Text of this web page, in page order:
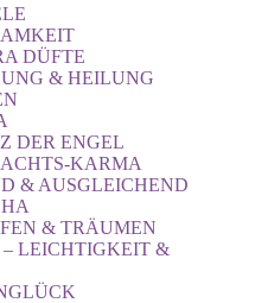
DÜFTE
& HEILUNG
DER ENGEL
KARMA
& AUSGLEICHEND
& TRÄUMEN
– LEICHTIGKEIT &